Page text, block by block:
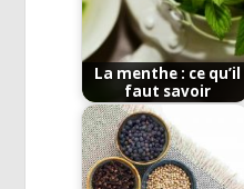
La menthe : ce qu’il
faut savoir